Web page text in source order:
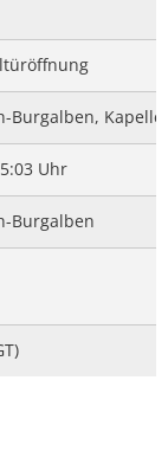
Burgalben,
Uhr
Burgalben